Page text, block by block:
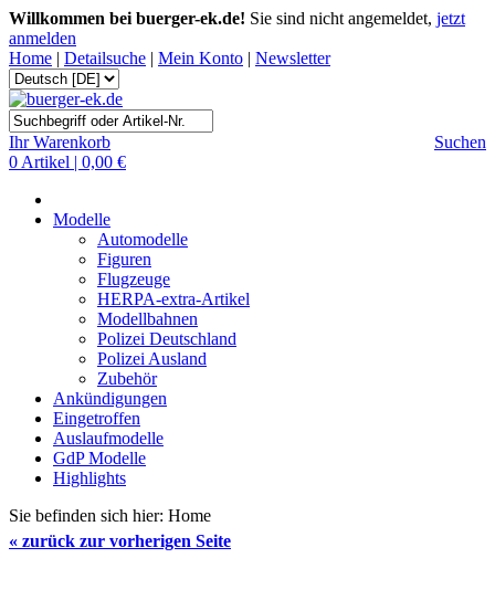
Willkommen bei buerger-ek.de! Sie sind nicht angemeldet, jetzt
anmelden
Home | Detailsuche | Mein Konto | Newsletter
Suchen
Ihr Warenkorb
0 Artikel | 0,00 €
Modelle
Automodelle
Figuren
Flugzeuge
HERPA-extra-Artikel
Modellbahnen
Polizei Deutschland
Polizei Ausland
Zubehör
Ankündigungen
Eingetroffen
Auslaufmodelle
GdP Modelle
Highlights
Sie befinden sich hier: Home
« zurück zur vorherigen Seite